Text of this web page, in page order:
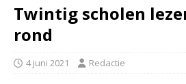
Twintig scholen
rond
4 juni 2021 Redactie